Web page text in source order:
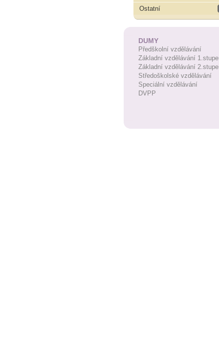
Ostatní
DUMY
Předškolní vzdělávání
Základní vzdělávání
Základní vzdělávání
Středoškolské vzdělávání
Speciální vzdělávání
DVPP